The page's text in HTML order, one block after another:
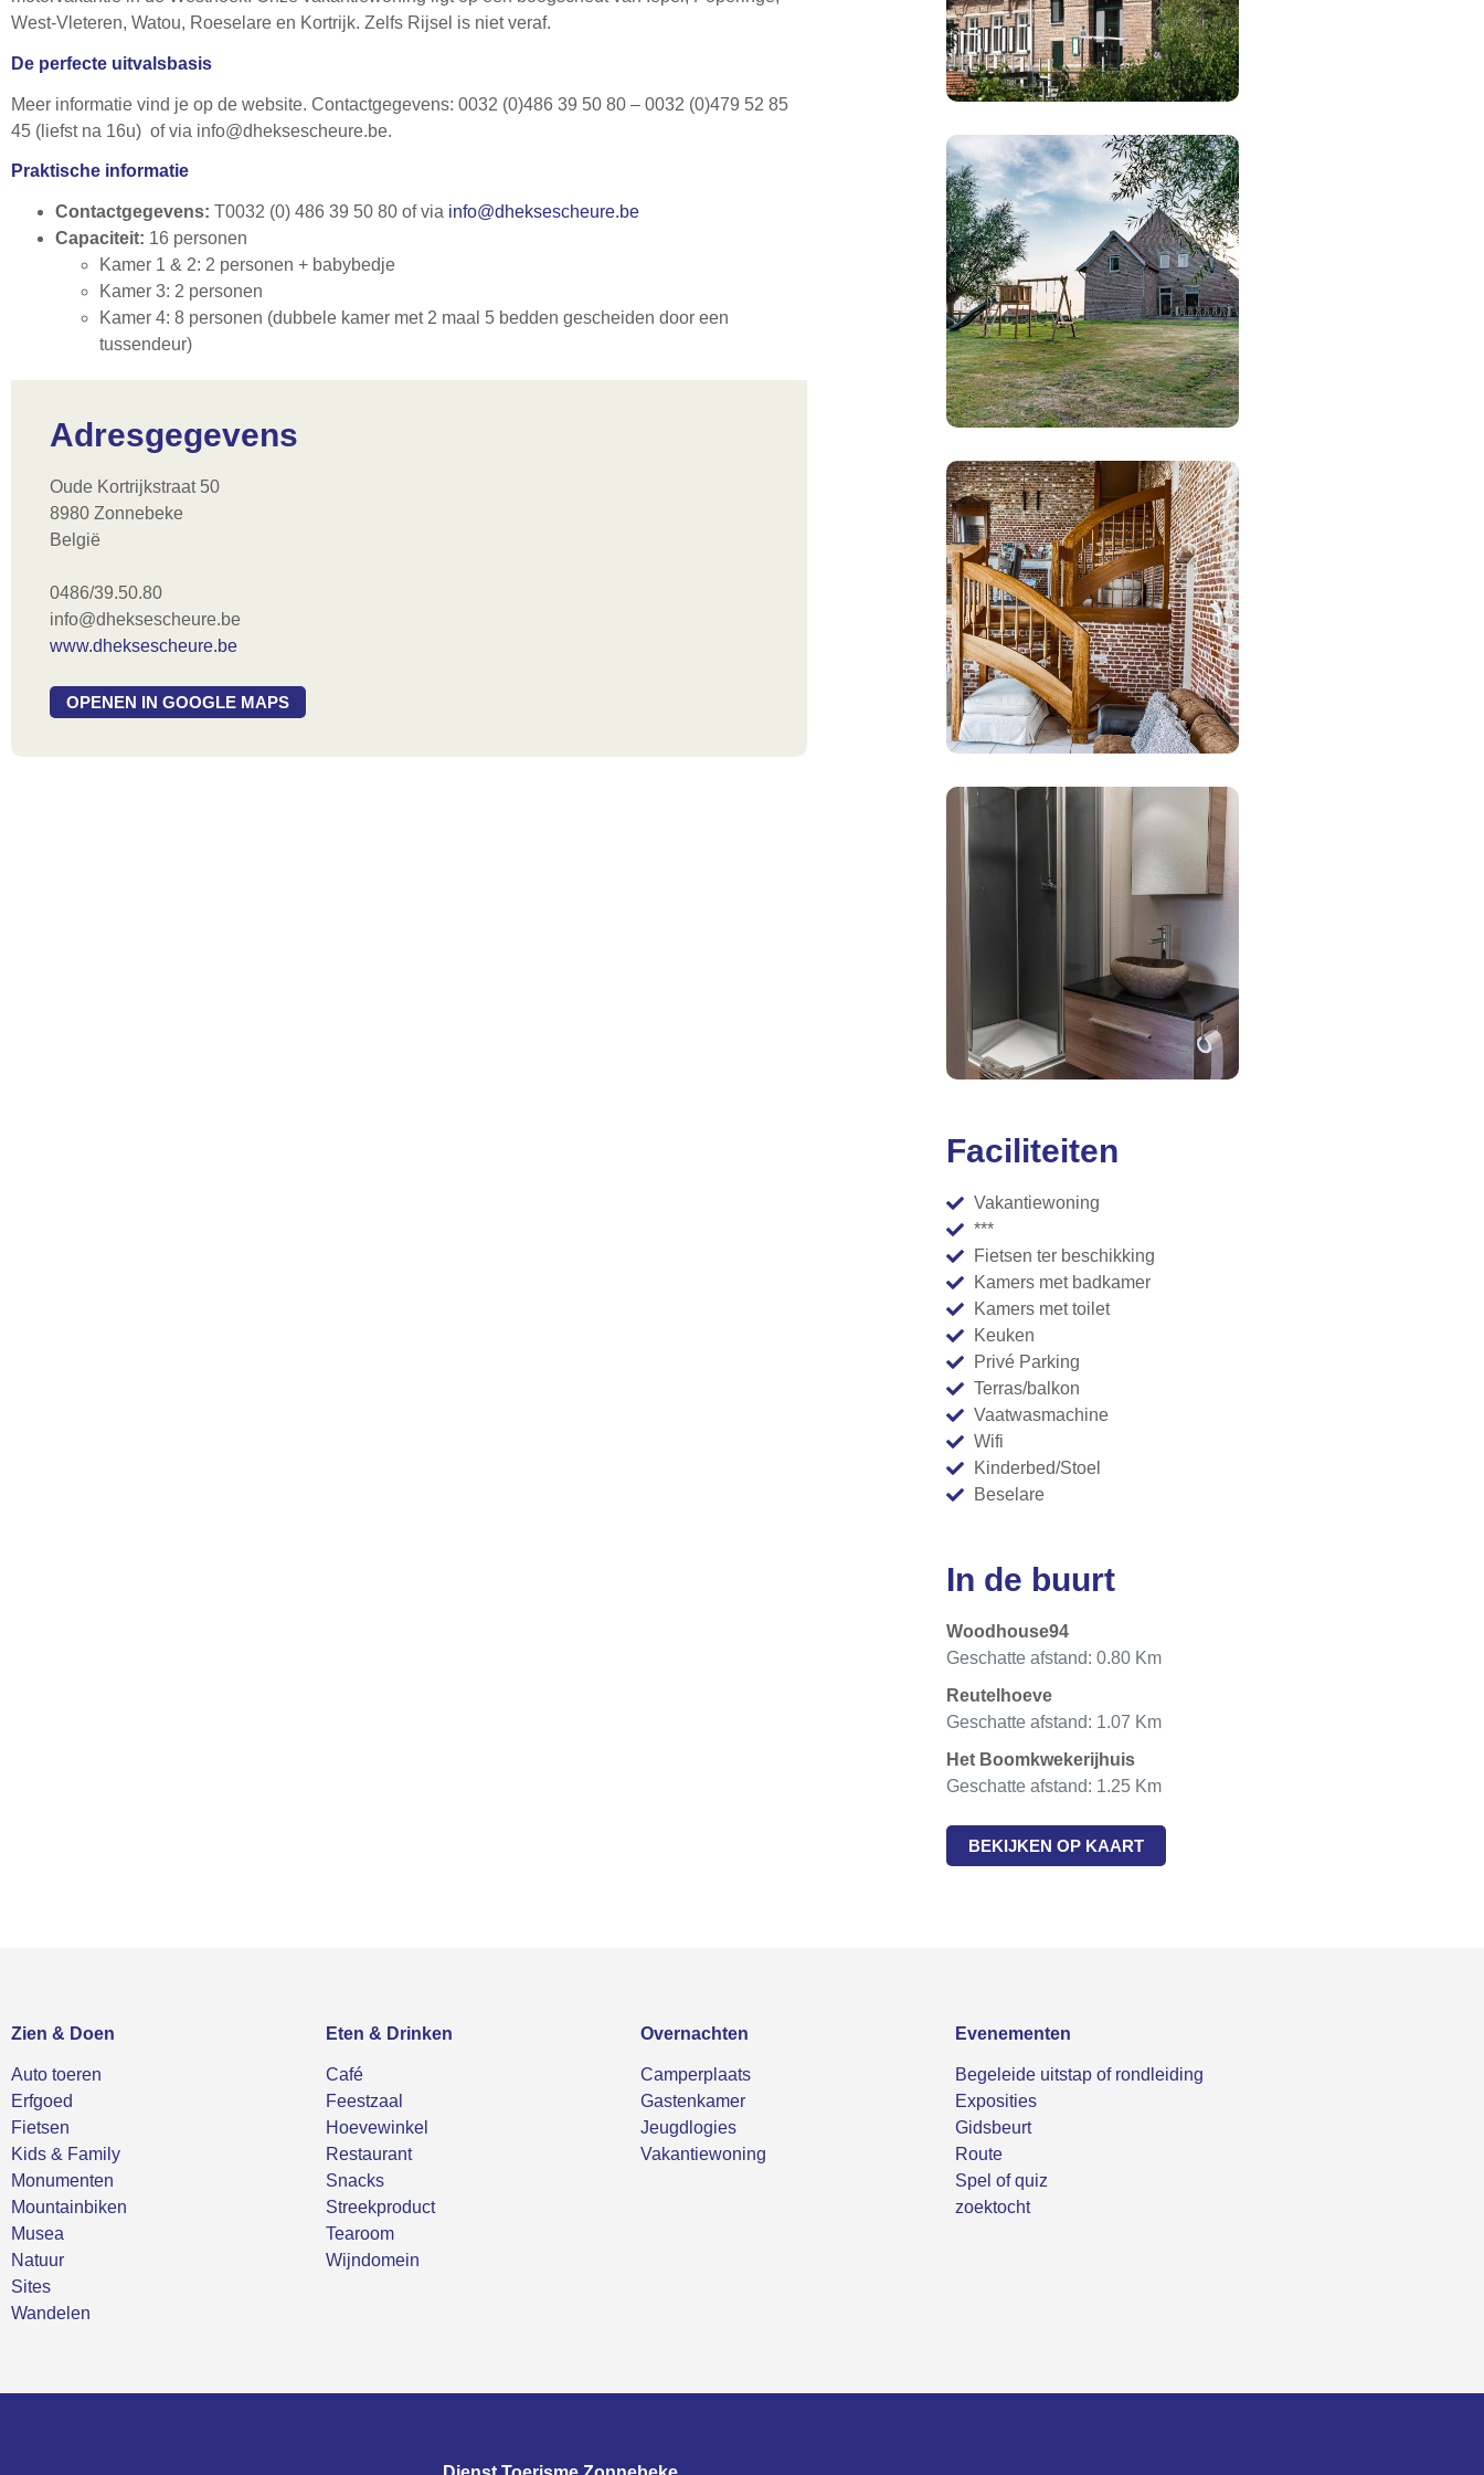
West-Vleteren, Watou, Roeselare en Kortrijk. Zelfs Rijsel is niet veraf.
De perfecte uitvalsbasis
Meer informatie vind je op de website. Contactgegevens: 0032 (0)486 39 50 80 – 0032 (0)479 52 85
45 (liefst na 16u) of via info@dheksescheure.be.
Praktische informatie
Contactgegevens: T0032 (0) 486 39 50 80 of via info@dheksescheure.be
Capaciteit: 16 personen
Kamer 1 & 2: 2 personen + babybedje
Kamer 3: 2 personen
Kamer 4: 8 personen (dubbele kamer met 2 maal 5 bedden gescheiden door een
tussendeur)
Adresgegevens
Oude Kortrijkstraat 50
8980 Zonnebeke
België
0486/39.50.80
info@dheksescheure.be
www.dheksescheure.be
OPENEN IN GOOGLE MAPS
Faciliteiten
Vakantiewoning
***
Fietsen ter beschikking
Kamers met badkamer
Kamers met toilet
Keuken
Privé Parking
Terras/balkon
Vaatwasmachine
Wifi
Kinderbed/Stoel
Beselare
In de buurt
Woodhouse94
Geschatte afstand: 0.80 Km
Reutelhoeve
Geschatte afstand: 1.07 Km
Het Boomkwekerijhuis
Geschatte afstand: 1.25 Km
BEKIJKEN OP KAART
Zien & Doen
Auto toeren
Erfgoed
Fietsen
Kids & Family
Monumenten
Mountainbiken
Musea
Natuur
Sites
Wandelen
Eten & Drinken
Café
Feestzaal
Hoevewinkel
Restaurant
Snacks
Streekproduct
Tearoom
Wijndomein
Overnachten
Camperplaats
Gastenkamer
Jeugdlogies
Vakantiewoning
Evenementen
Begeleide uitstap of rondleiding
Exposities
Gidsbeurt
Route
Spel of quiz
zoektocht